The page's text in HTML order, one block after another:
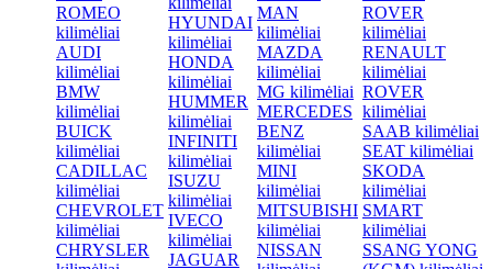
ROMEO
kilimėliai
AUDI
kilimėliai
BMW
kilimėliai
BUICK
kilimėliai
CADILLAC
kilimėliai
CHEVROLET
kilimėliai
CHRYSLER
HYUNDAI
kilimėliai
HONDA
kilimėliai
HUMMER
kilimėliai
INFINITI
kilimėliai
ISUZU
kilimėliai
IVECO
kilimėliai
JAGUAR
MAN
kilimėliai
MAZDA
kilimėliai
MG kilimėliai
MERCEDES
BENZ
kilimėliai
MINI
kilimėliai
MITSUBISHI
kilimėliai
NISSAN
ROVER
kilimėliai
RENAULT
kilimėliai
ROVER
kilimėliai
SAAB kilimėliai
SEAT kilimėliai
SKODA
kilimėliai
SMART
kilimėliai
SSANG YONG